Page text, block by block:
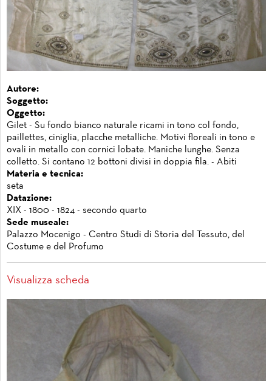
Autore:
Soggetto:
Oggetto:
Gilet - Su fondo bianco naturale ricami in tono col fondo,
paillettes, ciniglia, placche metalliche. Motivi floreali in tono e
ovali in metallo con cornici lobate. Maniche lunghe. Senza
colletto. Si contano 12 bottoni divisi in doppia fila. - Abiti
Materia e tecnica:
seta
Datazione:
XIX - 1800 - 1824 - secondo quarto
Sede museale:
Palazzo Mocenigo - Centro Studi di Storia del Tessuto, del
Costume e del Profumo
Visualizza scheda